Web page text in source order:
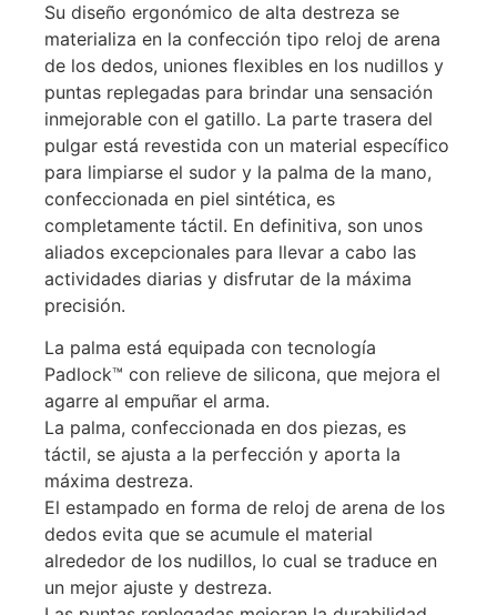
Su diseño ergonómico de alta destreza se
materializa en la confección tipo reloj de arena
de los dedos, uniones flexibles en los nudillos y
puntas replegadas para brindar una sensación
inmejorable con el gatillo. La parte trasera del
pulgar está revestida con un material específico
para limpiarse el sudor y la palma de la mano,
confeccionada en piel sintética, es
completamente táctil. En definitiva, son unos
aliados excepcionales para llevar a cabo las
actividades diarias y disfrutar de la máxima
precisión.
La palma está equipada con tecnología
Padlock™ con relieve de silicona, que mejora el
agarre al empuñar el arma.
La palma, confeccionada en dos piezas, es
táctil, se ajusta a la perfección y aporta la
máxima destreza.
El estampado en forma de reloj de arena de los
dedos evita que se acumule el material
alrededor de los nudillos, lo cual se traduce en
un mejor ajuste y destreza.